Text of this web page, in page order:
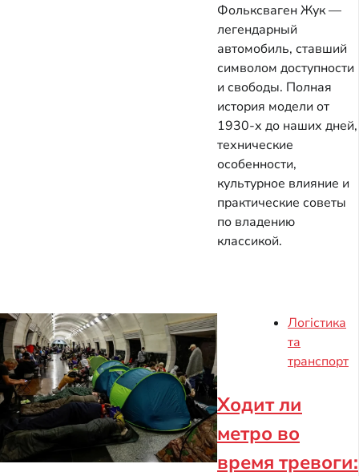
Фольксваген Жук —
легендарный
автомобиль, ставший
символом доступности
и свободы. Полная
история модели от
1930-х до наших дней,
технические
особенности,
культурное влияние и
практические советы
по владению
классикой.
Логістика
та
транспорт
Ходит ли
метро во
время тревоги: